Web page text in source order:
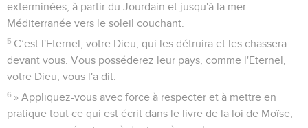
exterminées, à partir du Jourdain et jusqu'à la mer
Méditerranée vers le soleil couchant.
5 C’est l'Eternel, votre Dieu, qui les détruira et les chassera
devant vous. Vous posséderez leur pays, comme l'Eternel,
votre Dieu, vous l'a dit.
6 » Appliquez-vous avec force à respecter et à mettre en
pratique tout ce qui est écrit dans le livre de la loi de Moïse,